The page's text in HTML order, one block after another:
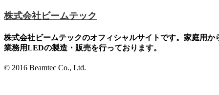
株式会社ビームテック
株式会社ビームテックのオフィシャルサイトです。家庭用か
業務用LEDの製造・販売を行っております。
© 2016 Beamtec Co., Ltd.